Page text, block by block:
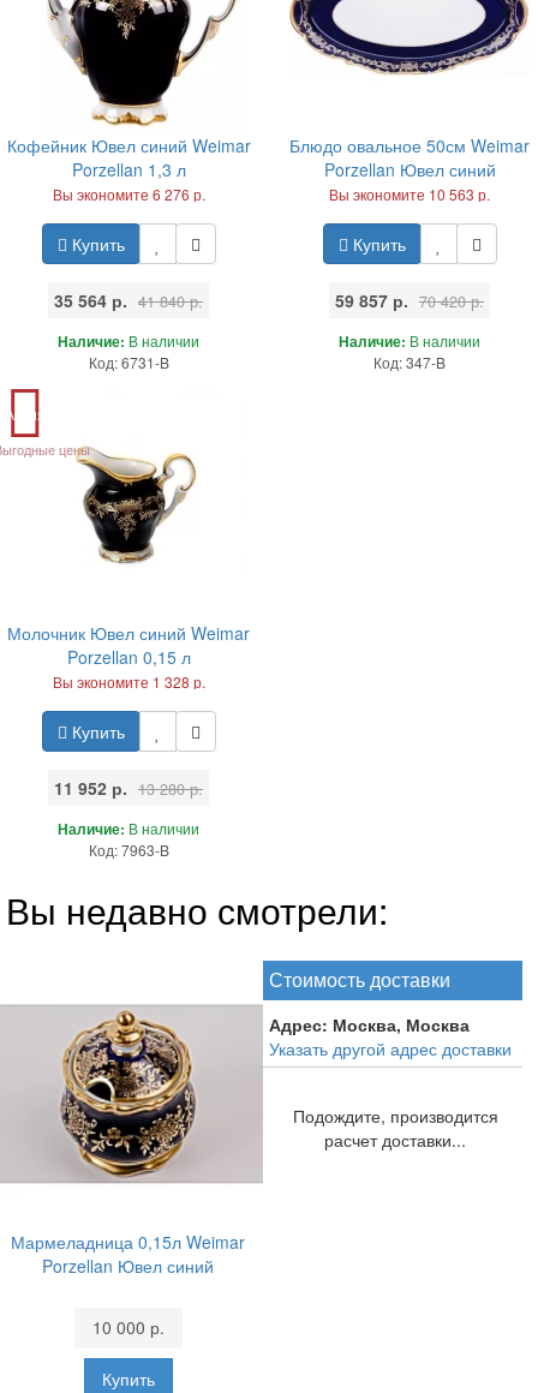
Кофейник Ювел синий Weimar
Porzellan 1,3 л
Вы экономите 6 276 р.
Купить
35 564 р. 41 840 р.
Наличие: В наличии
Код: 6731-B
Блюдо овальное 50см Weimar
Porzellan Ювел синий
Вы экономите 10 563 р.
Купить
59 857 р. 70 420 р.
Наличие: В наличии
Код: 347-B
Акция
цены
Молочник Ювел синий Weimar
Porzellan 0,15 л
Вы экономите 1 328 р.
Купить
11 952 р. 13 280 р.
Наличие: В наличии
Код: 7963-B
Вы недавно смотрели:
Мармеладница 0,15л Weimar
Porzellan Ювел синий
10 000 р.
Стоимость доставки
Адрес: Москва, Москва
Указать другой адрес доставки
Подождите, производится
расчет доставки...